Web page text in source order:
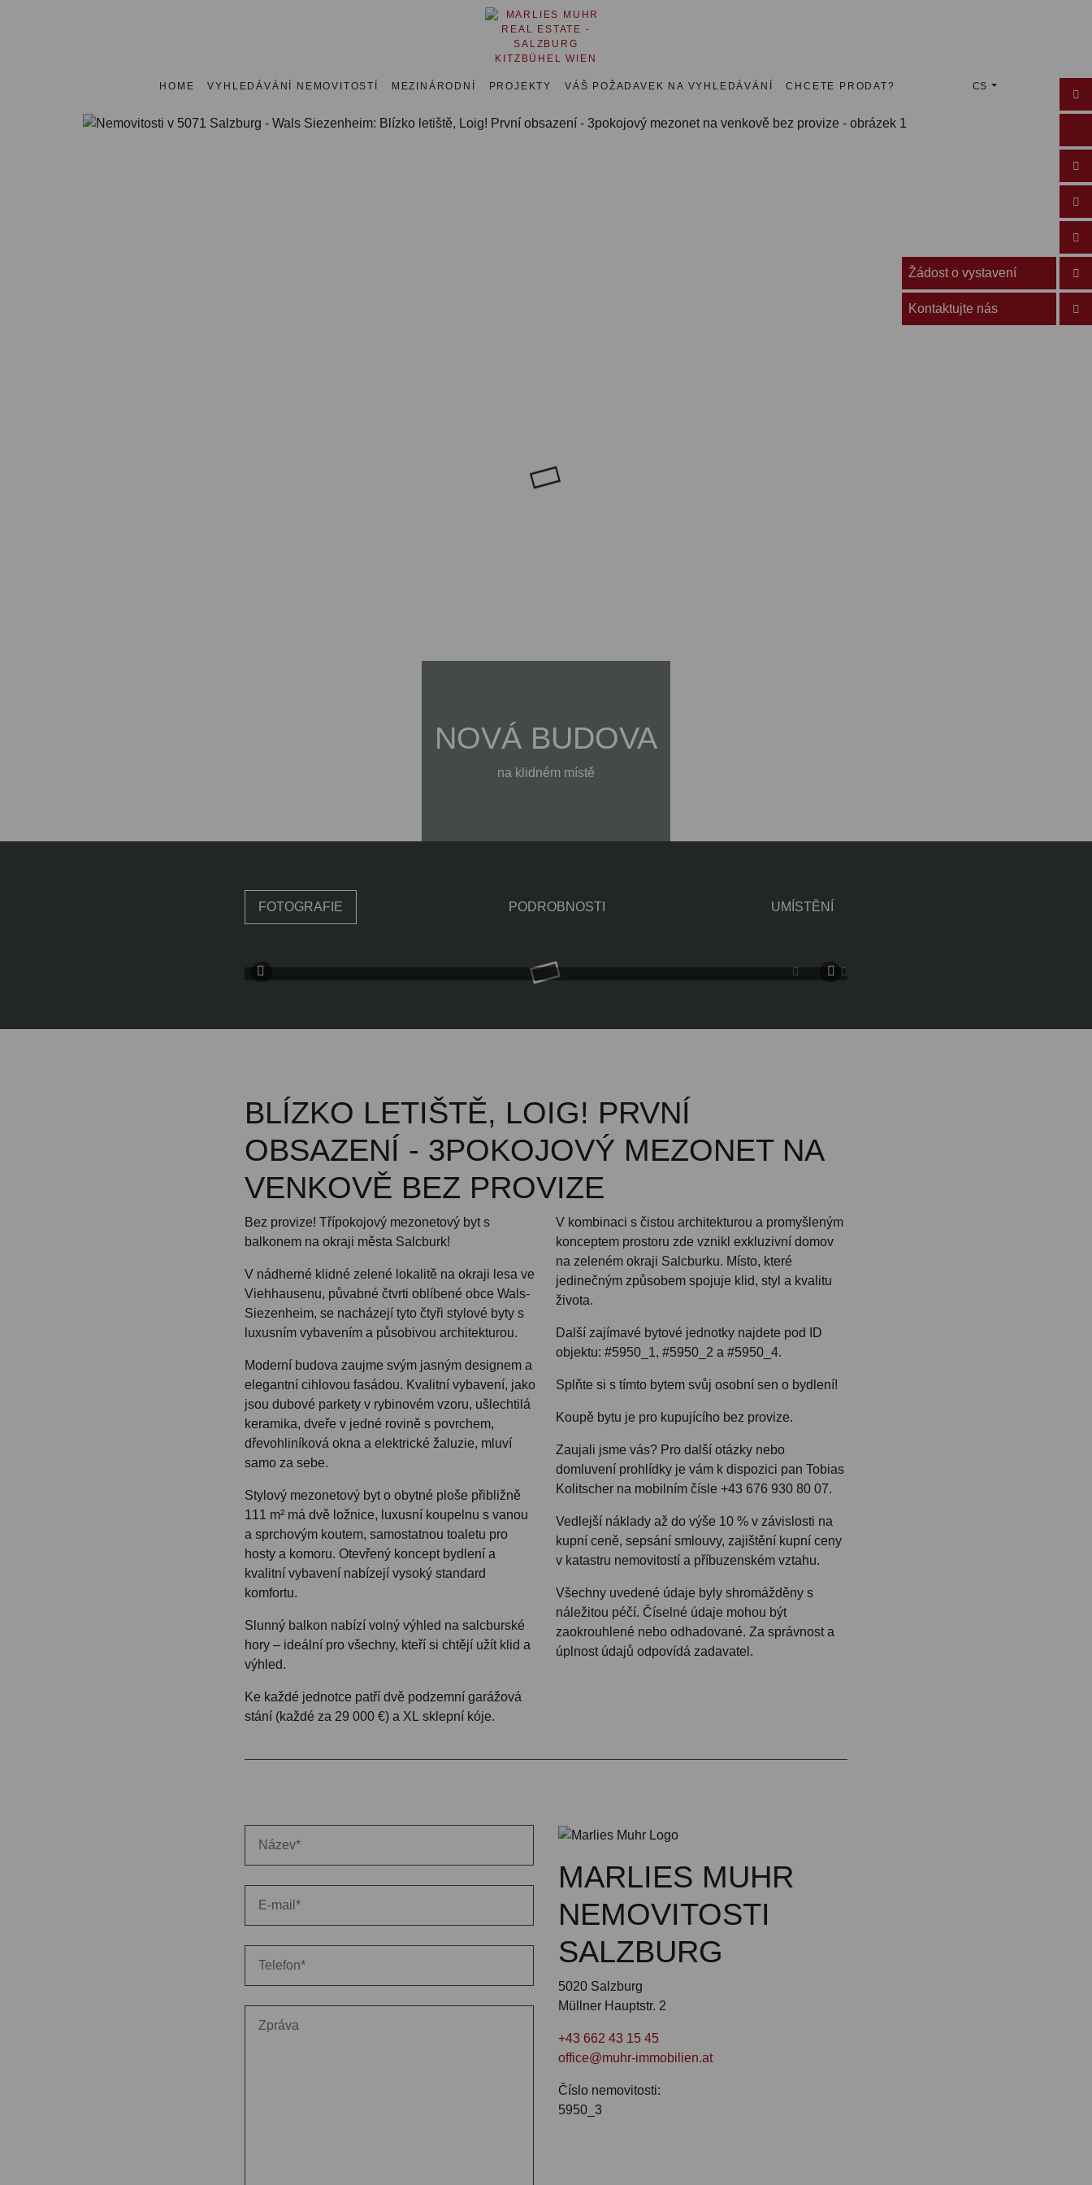
CS
HOME VYHLEDÁVÁNÍ NEMOVITOSTÍ MEZINÁRODNÍ PROJEKTY VÁŠ POŽADAVEK NA VYHLEDÁVÁNÍ CHCETE PRODAT?
NOVÁ BUDOVA
na klidném místě
Žádost o vystavení
Kontaktujte nás
FOTOGRAFIE PODROBNOSTI UMÍSTĚNÍ
BLÍZKO LETIŠTĚ, LOIG! PRVNÍ
OBSAZENÍ - 3POKOJOVÝ MEZONET NA
VENKOVĚ BEZ PROVIZE
Bez provize! Třípokojový mezonetový byt s
balkonem na okraji města Salcburk!
V nádherné klidné zelené lokalitě na okraji lesa ve
Viehhausenu, půvabné čtvrti oblíbené obce Wals-
Siezenheim, se nacházejí tyto čtyři stylové byty s
luxusním vybavením a působivou architekturou.
Moderní budova zaujme svým jasným designem a
elegantní cihlovou fasádou. Kvalitní vybavení, jako
jsou dubové parkety v rybinovém vzoru, ušlechtilá
keramika, dveře v jedné rovině s povrchem,
dřevohliníková okna a elektrické žaluzie, mluví
samo za sebe.
Stylový mezonetový byt o obytné ploše přibližně
111 m² má dvě ložnice, luxusní koupelnu s vanou
a sprchovým koutem, samostatnou toaletu pro
hosty a komoru. Otevřený koncept bydlení a
kvalitní vybavení nabízejí vysoký standard
komfortu.
Slunný balkon nabízí volný výhled na salcburské
hory – ideální pro všechny, kteří si chtějí užít klid a
výhled.
Ke každé jednotce patří dvě podzemní garážová
stání (každé za 29 000 €) a XL sklepní kóje.
V kombinaci s čistou architekturou a promyšleným
konceptem prostoru zde vznikl exkluzivní domov
na zeleném okraji Salcburku. Místo, které
jedinečným způsobem spojuje klid, styl a kvalitu
života.
Další zajímavé bytové jednotky najdete pod ID
objektu: #5950_1, #5950_2 a #5950_4.
Splňte si s tímto bytem svůj osobní sen o bydlení!
Koupě bytu je pro kupujícího bez provize.
Zaujali jsme vás? Pro další otázky nebo
domluvení prohlídky je vám k dispozici pan Tobias
Kolitscher na mobilním čísle +43 676 930 80 07.
Vedlejší náklady až do výše 10 % v závislosti na
kupní ceně, sepsání smlouvy, zajištění kupní ceny
v katastru nemovitostí a příbuzenském vztahu.
Všechny uvedené údaje byly shromážděny s
náležitou péčí. Číselné údaje mohou být
zaokrouhlené nebo odhadované. Za správnost a
úplnost údajů odpovídá zadavatel.
MARLIES MUHR
NEMOVITOSTI
SALZBURG
5020 Salzburg
Müllner Hauptstr. 2
+43 662 43 15 45
office@muhr-immobilien.at
Číslo nemovitosti:
5950_3